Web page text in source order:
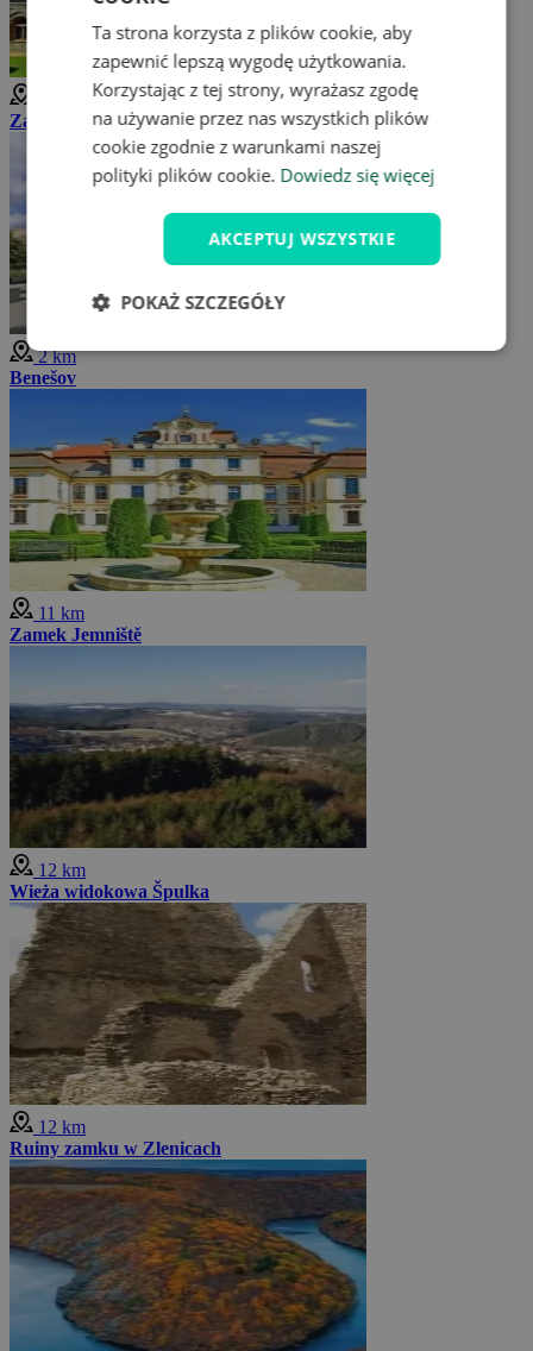
Zamek Konopiszte
2 km
Benešov
11 km
Zamek Jemniště
12 km
Wieża widokowa Špulka
12 km
Ruiny zamku w Zlenicach
Ta strona korzysta z plików cookie, aby
zapewnić lepszą wygodę użytkowania.
Korzystając z tej strony, wyrażasz zgodę
na używanie przez nas wszystkich plików
cookie zgodnie z warunkami naszej
polityki plików cookie. Dowiedz się więcej
AKCEPTUJ WSZYSTKIE
POKAŻ SZCZEGÓŁY